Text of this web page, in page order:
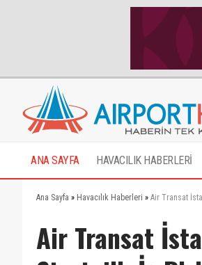
ANA SAYFA HAVACILIK HABERLERİ
Ana Sayfa » Havacılık Haberleri » Air Transat
Air Transat